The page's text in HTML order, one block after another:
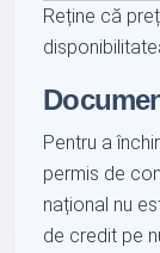
Reține că
Pentru a
permis de
național nu
de credit pe